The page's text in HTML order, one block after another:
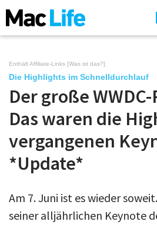
News
iPhone
Mac
iPad
Tests
Tipps
Enthält Affiliate-Links [Was ist das?]
Die Highlights im Schnelldurchlauf
Der große
Das waren die
vergangenen
*Update*
Am 7. Juni ist es wieder
seiner alljährlichen Keynote